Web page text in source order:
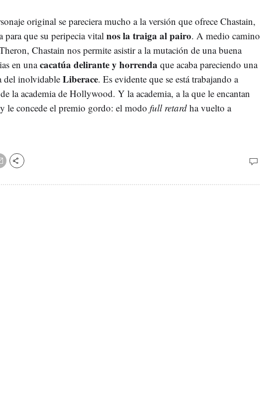
original se pareciera mucho a la versión que ofrece Chastain,
para que su peripecia vital nos la traiga al pairo. A medio camino
Chastain nos permite asistir a la mutación de una buena
en unacacatúa delirante y horrenda que acaba pareciendo una
del inolvidable Liberace. Es evidente que se está trabajando a
la academia de Hollywood. Y la academia, a la que le encantan
y le concede el premio gordo: el modo full retard ha vuelto a